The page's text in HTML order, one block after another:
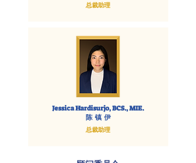
总裁助理
Jessica Hardisurjo, BCS., MIE.
陈 镇 伊
总裁助理